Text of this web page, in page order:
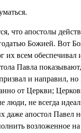
что апостолы
Божией. Вот
их всем обеспечивал
Павла
и направил, но
от Церкви;
люди, не всегда
даже апостол Павел
возложенное